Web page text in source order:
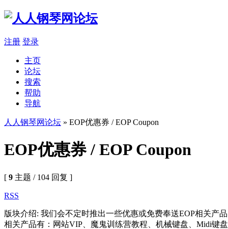
注册 登录
主页
论坛
搜索
帮助
导航
人人钢琴网论坛 » EOP优惠券 / EOP Coupon
EOP优惠券 / EOP Coupon
[ 9 主题 / 104 回复 ]
RSS
版块介绍: 我们会不定时推出一些优惠或免费奉送EOP相关产
相关产品有：网站VIP、魔鬼训练营教程、机械键盘、Midi键